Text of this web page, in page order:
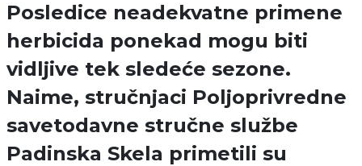
Posledice neadekvatne primene
herbicida ponekad mogu biti
vidljive tek sledeće sezone.
Naime, stručnjaci Poljoprivredne
savetodavne stručne službe
Padinska Skela primetili su